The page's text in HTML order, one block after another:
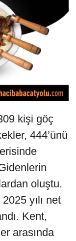
kişi göç
444’ünü
oluştu.
2025 yılı net
Kent,
arasında